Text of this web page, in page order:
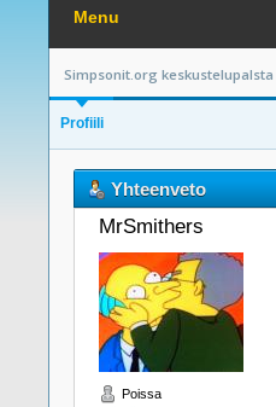
Menu
Simpsonit.org keskustelupalsta
Profiili
Yhteenveto
MrSmithers
Poissa